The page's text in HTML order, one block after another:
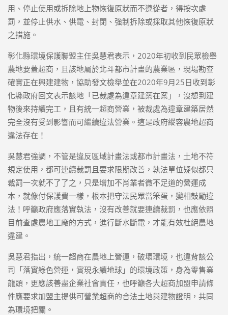
用、停止使用或拆除地上物恢復原狀而不遵從者，得按次處
罰，並停止供水、供電、封閉、強制拆除或採取其他恢復原狀
之措施。
彰化縣環境保護聯盟主任吳慧君表示，2020年初收到民眾檢舉
農地要蓋超商，且該地屬於北斗都市計畫的農業區，現場勘查
確實正在興建建物，協助發文檢舉並在2020年9月25日收到彰
化縣政府回文表示該地「已裁處為違章建築在案」，沒想到建
物後來持續完工，且有統一超商營業，被裁處為違章建築居然
完全沒有受到影響而可繼續違法營業。這是政府縱容農地超商
違法存在！
吳慧君強調，不管是違反區域計畫法或都市計畫法，土地不符
規定使用，都可連續裁罰且要求限期改善，執法單位疑似都只
裁罰一次就不了了之，只是增加不肖業者微不足道的營運成
本，就像付保護費一樣，根本把守法民眾當笨蛋，變相鼓勵違
法！呼籲政府應落實執法，沒有改善就要連續裁罰，也應依照
目前查處農地工廠的方式，進行斷水斷電，才能有效杜絕農地
違建。
吳慧君指出，統一超商在農地上營運，破壞環境，也違背該公
司「落實綠色營運，實現永續地球」的環境政策，身為零售業
龍頭，更應該善盡企業社會責任，也呼籲各大超商加盟申請條
件應要求加盟主提供可營業超商的合法土地與建物證明，共同
為環境把關。